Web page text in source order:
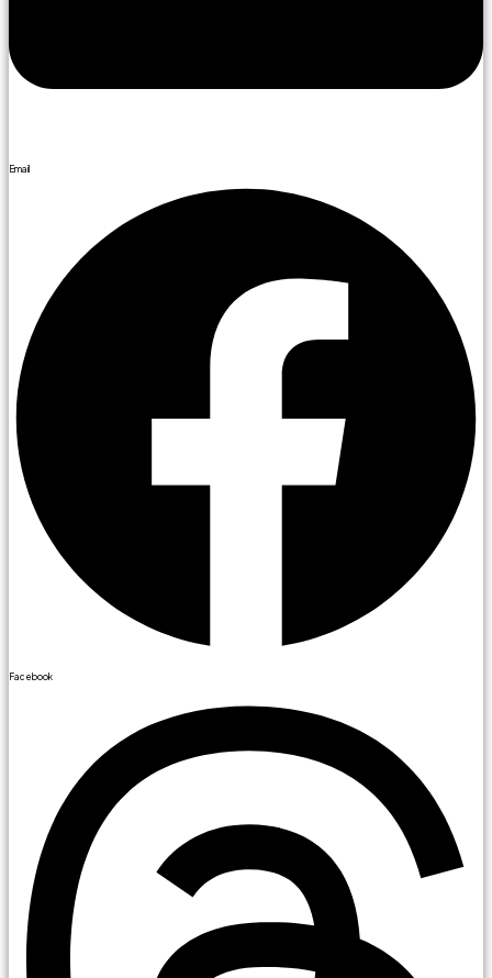
Email
Facebook